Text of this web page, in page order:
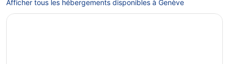
Afficher tous les hébergements disponibles à Genève
S’ouvre dans une nouvelle fenêtre
Hotel Bernina Geneva